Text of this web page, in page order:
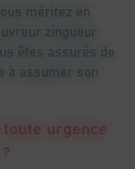
méritez en
zingueur
êtes assurés de
assumer son
urgence